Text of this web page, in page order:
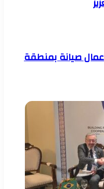
صيانة بمنطقة